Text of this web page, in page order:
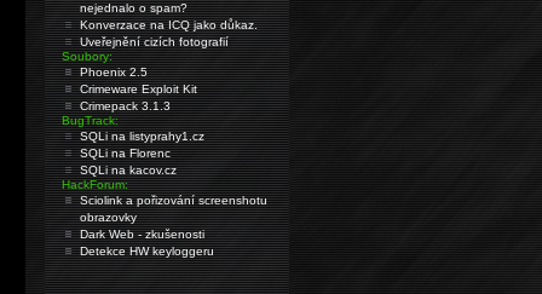
nejednalo o spam?
Konverzace na ICQ jako důkaz.
Uveřejnění cizích fotografií
Soubory:
Phoenix 2.5
Crimeware Exploit Kit
Crimepack 3.1.3
BugTrack:
SQLi na listyprahy1.cz
SQLi na Florenc
SQLi na kacov.cz
HackForum:
Sciolink a pořizování screenshotu
obrazovky
Dark Web - zkušenosti
Detekce HW keyloggeru